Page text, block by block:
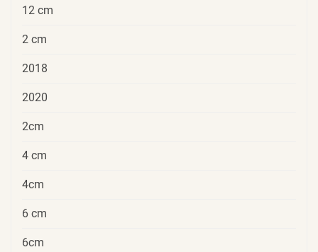
12 cm
2 cm
2018
2020
2cm
4 cm
4cm
6 cm
6cm